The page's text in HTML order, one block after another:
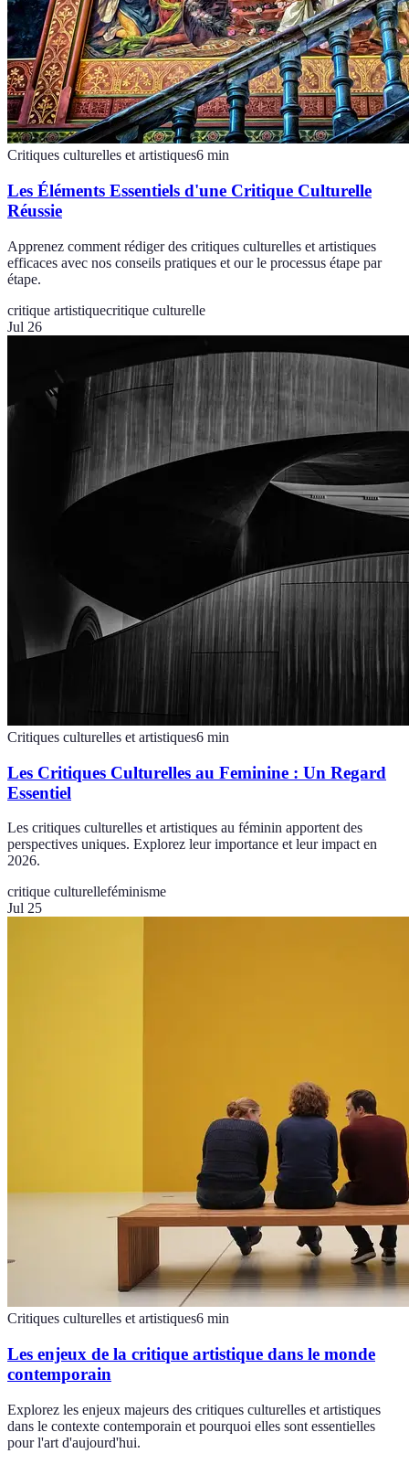
Critiques culturelles et artistiques6 min
Les Éléments Essentiels d'une Critique Culturelle
Réussie
Apprenez comment rédiger des critiques culturelles et artistiques
efficaces avec nos conseils pratiques et our le processus étape par
étape.
critique artistiquecritique culturelle
Jul 26
Critiques culturelles et artistiques6 min
Les Critiques Culturelles au Feminine : Un Regard
Essentiel
Les critiques culturelles et artistiques au féminin apportent des
perspectives uniques. Explorez leur importance et leur impact en
2026.
critique culturelleféminisme
Jul 25
Critiques culturelles et artistiques6 min
Les enjeux de la critique artistique dans le monde
contemporain
Explorez les enjeux majeurs des critiques culturelles et artistiques
dans le contexte contemporain et pourquoi elles sont essentielles
pour l'art d'aujourd'hui.